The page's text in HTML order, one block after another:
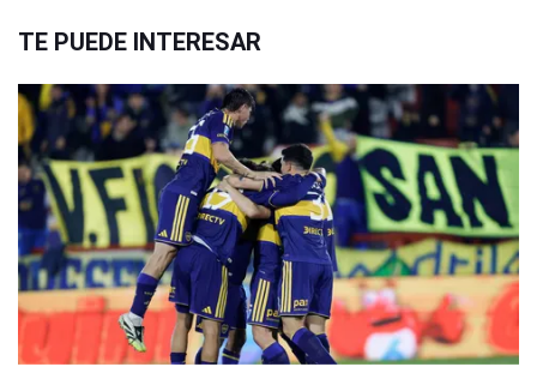
TE PUEDE INTERESAR